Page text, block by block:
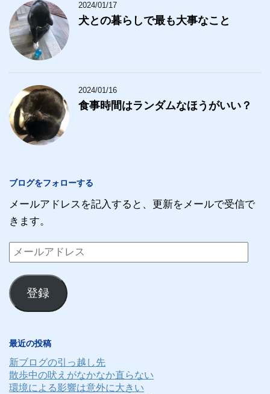
2024/01/17
犬との暮らしで最も大事なこと
2024/01/16
食事時間はランダムなほうがいい？
ブログをフォローする
メールアドレスを記入すると、更新をメールで受信で
きます。
メ
ル
ア
ス
登録
最近の投稿
新ブログの引っ越し先
散歩中の吠えがなかなか直らない
環境による影響は意外に大きい